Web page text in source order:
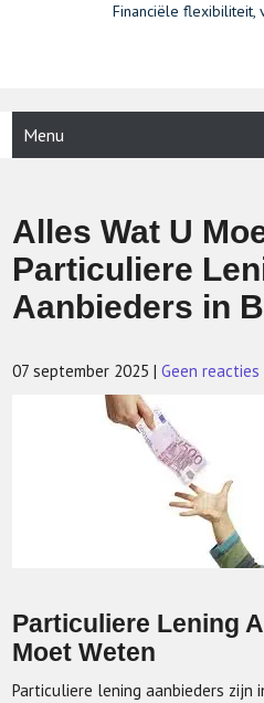
Financiële flexibiliteit,
Menu
Alles Wat U
Particuliere
Aanbieders in
07 september 2025 |Geen reacties
Particuliere Lening
Moet Weten
Particuliere lening aanbieders zijn